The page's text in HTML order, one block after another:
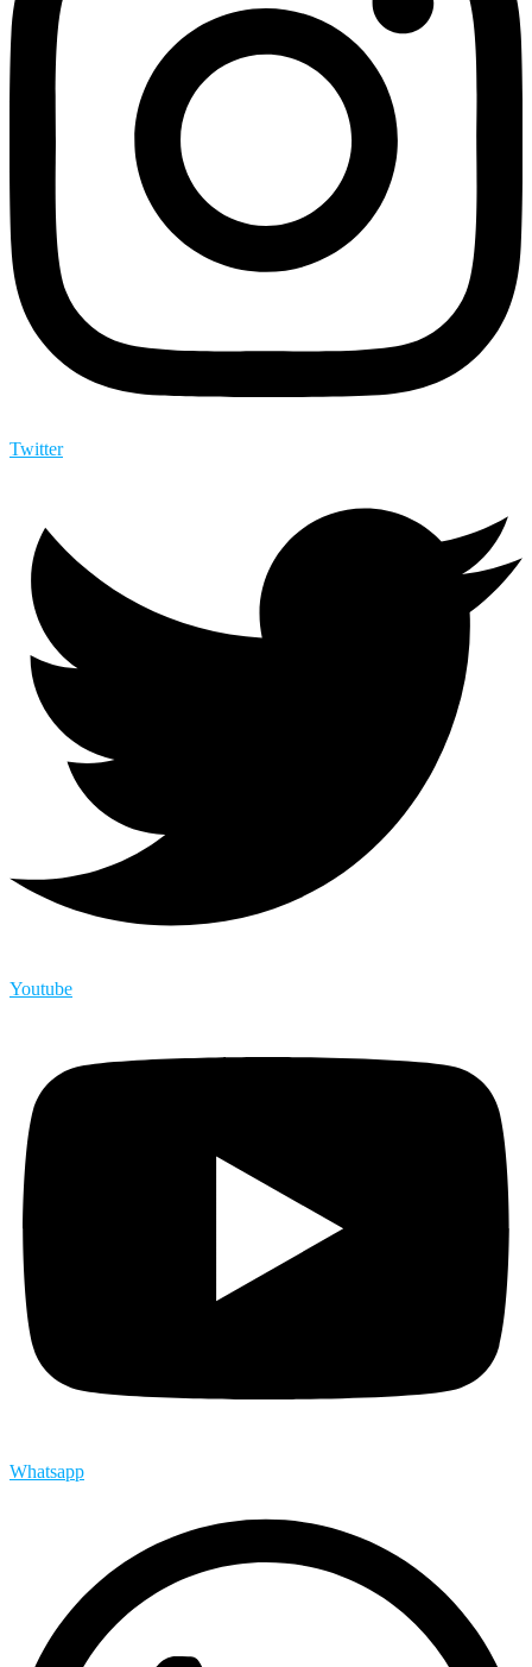
Twitter
Youtube
Whatsapp